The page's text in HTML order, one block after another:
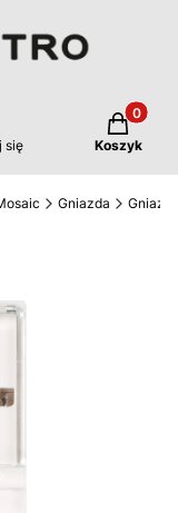
się Koszyk
Gniazda